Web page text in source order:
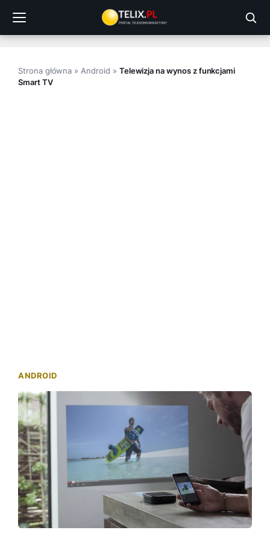
treści
Strona główna » Android » Telewizja na wynos z funkcjami
Smart TV
ANDROID